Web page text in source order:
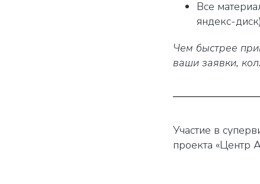
Все
яндекс-
Чем быстрее
ваши заявки,
Участие в
проекта «Центр